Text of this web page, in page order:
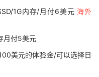
1G内存/月付6美元 海外
月付5美元
美元的体验金/可以选择日